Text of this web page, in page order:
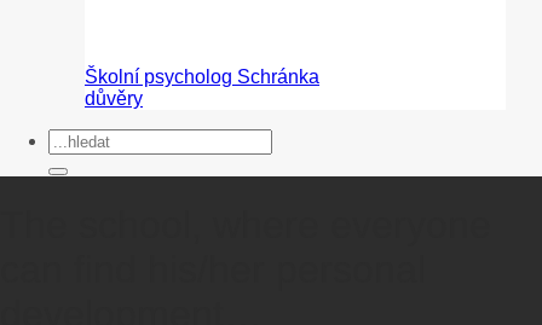
Školní psycholog Schránka
důvěry